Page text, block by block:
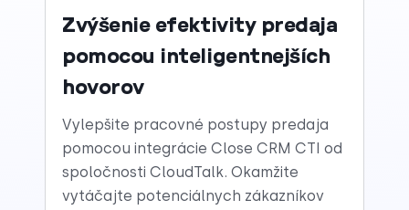
Zvýšenie efektivity predaja
pomocou inteligentnejších
hovorov
Vylepšite pracovné postupy predaja
pomocou integrácie Close CRM CTI od
spoločnosti CloudTalk. Okamžite
vytáčajte potenciálnych zákazníkov